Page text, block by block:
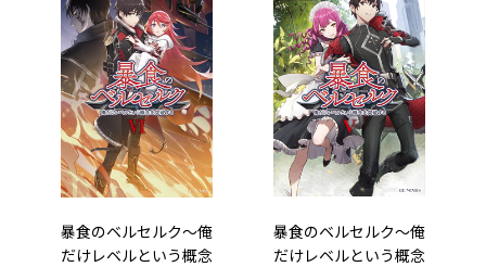
暴食のベルセルク～俺
だけレベルという概念
暴食のベルセルク～俺
だけレベルという概念